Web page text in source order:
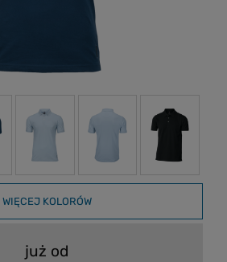
WIĘCEJ KOLORÓW
już od